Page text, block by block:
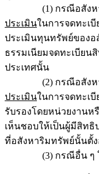
(1) กรณีอสังหาริม
ประเมินในการจดทะเ
ประเมินทุนทรัพย์ของอ
ธรรมเนียมจดทะเบีย
ประเทศนั้น
(2) กรณีอสังหาริม
ประเมินในการจดทะเ
รับรองโดยหน่วยงานห
เห็นชอบให้เป็นผู้มีสิทธิ
ที่อสังหาริมทรัพย์นั้นตั้ง
(3) กรณีอื่น ๆ ให้ใ